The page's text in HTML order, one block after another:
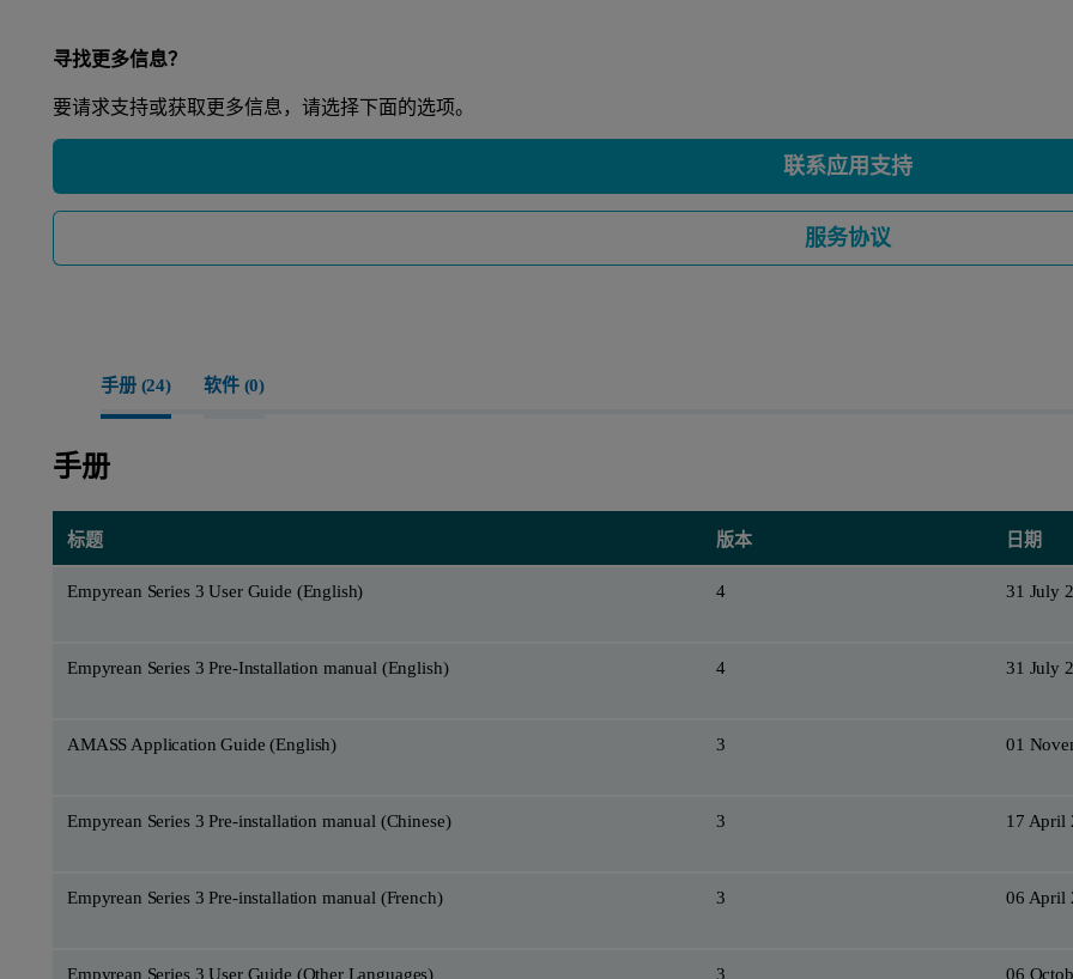
寻找更多信息？
要请求支持或获取更多信息，请选择下面的选项。
联系应用支持
服务协议
手册 (24) 软件 (0)
手册
标题 版本 日期
Empyrean Series 3 User Guide (English) 4 31 July
Empyrean Series 3 Pre-Installation manual (English) 4 31 July
AMASS Application Guide (English) 3 01
Empyrean Series 3 Pre-installation manual (Chinese) 3 17 April
Empyrean Series 3 Pre-installation manual (French) 3 06 April
Empyrean Series 3 User Guide (Other Languages) 3 06